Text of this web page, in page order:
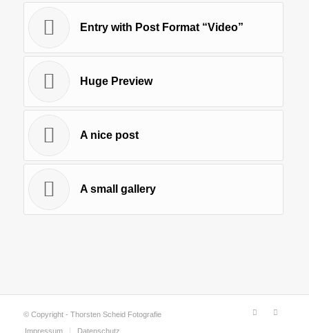
Entry with Post Format “Video”
Huge Preview
A nice post
A small gallery
© Copyright - Thorsten Scheid Fotografie
Impressum
Datenschutz